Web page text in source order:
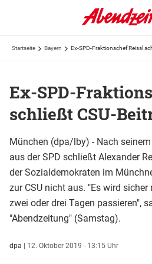
Startseite Bayern Ex-SPD-Fraktionschef Reissl
Ex-SPD-
schließt CSU-
München (dpa/lby) - Nach
aus der SPD schließt Alexander
der Sozialdemokraten im
zur CSU nicht aus. "Es wird
zwei oder drei Tagen passieren",
"Abendzeitung" (Samstag).
dpa | 12. Oktober 2019 - 13:15 Uhr